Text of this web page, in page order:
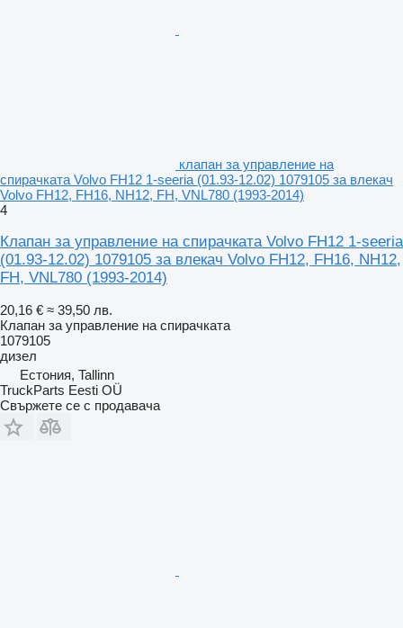
клапан за управление на
спирачката Volvo FH12 1-seeria (01.93-12.02) 1079105 за влекач
Volvo FH12, FH16, NH12, FH, VNL780 (1993-2014)
4
Клапан за управление на спирачката Volvo FH12 1-seeria
(01.93-12.02) 1079105 за влекач Volvo FH12, FH16, NH12,
FH, VNL780 (1993-2014)
20,16 € ≈ 39,50 лв.
Клапан за управление на спирачката
1079105
дизел
Естония, Tallinn
TruckParts Eesti OÜ
Свържете се с продавача